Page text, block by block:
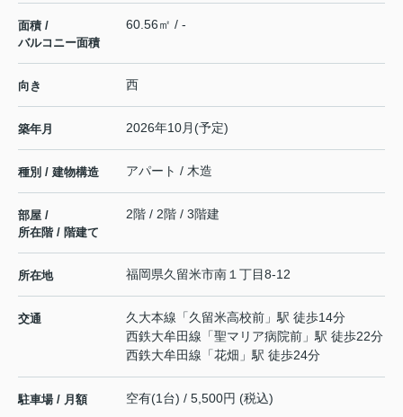
面積 /
バルコニー面積
60.56㎡ / -
向き 西
築年月 2026年10月(予定)
種別 / 建物構造 アパート / 木造
部屋 /
所在階 / 階建て
2階 / 2階 / 3階建
所在地 福岡県久留米市南 １丁目8-12
交通 久大本線 「久留米高校前 」駅 徒歩14分
西鉄大牟田線 「聖マリア病院前 」駅 徒歩22分
西鉄大牟田線 「花畑 」駅 徒歩24分
駐車場 / 月額 空有(1台) / 5,500円 (税込)